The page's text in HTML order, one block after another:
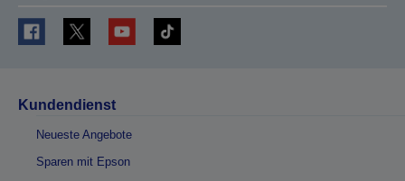
Kundendienst
Neueste Angebote
Sparen mit Epson